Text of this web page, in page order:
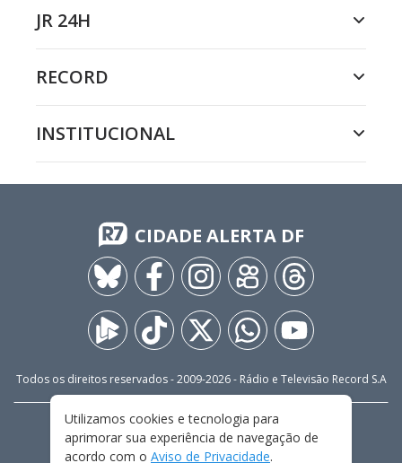
JR 24H
RECORD
INSTITUCIONAL
CIDADE ALERTA DF
Todos os direitos reservados - 2009-2026- Rádio e Televisão Record S.A
FALE CONOSCO
PRIVACIDADE
TERMOS E CONDIÇÕES DE USO
Utilizamos cookies e tecnologia para
aprimorar sua experiência de navegação de
acordo com o Aviso de Privacidade.